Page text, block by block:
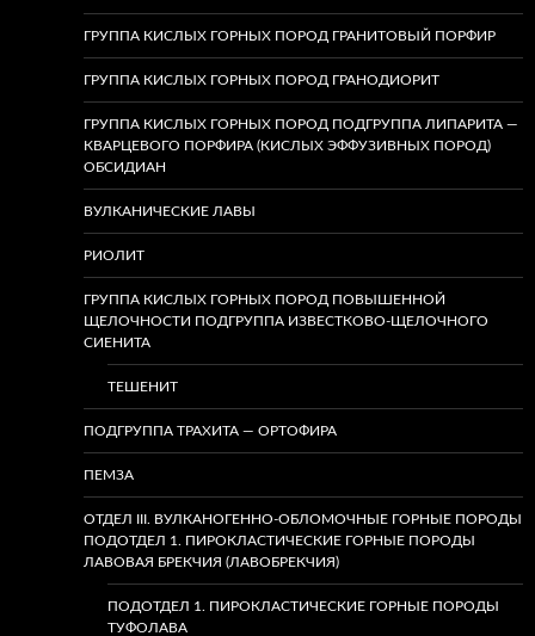
ГРУППА КИСЛЫХ ГОРНЫХ ПОРОД ГРАНИТОВЫЙ ПОРФИР
ГРУППА КИСЛЫХ ГОРНЫХ ПОРОД ГРАНОДИОРИТ
ГРУППА КИСЛЫХ ГОРНЫХ ПОРОД ПОДГРУППА ЛИПАРИТА —
КВАРЦЕВОГО ПОРФИРА (КИСЛЫХ ЭФФУЗИВНЫХ ПОРОД)
ОБСИДИАН
ВУЛКАНИЧЕСКИЕ ЛАВЫ
РИОЛИТ
ГРУППА КИСЛЫХ ГОРНЫХ ПОРОД ПОВЫШЕННОЙ
ЩЕЛОЧНОСТИ ПОДГРУППА ИЗВЕСТКОВО-ЩЕЛОЧНОГО
СИЕНИТА
ТЕШЕНИТ
ПОДГРУППА ТРАХИТА — ОРТОФИРА
ПЕМЗА
ОТДЕЛ III. ВУЛКАНОГЕННО-ОБЛОМОЧНЫЕ ГОРНЫЕ ПОРОДЫ
ПОДОТДЕЛ 1. ПИРОКЛАСТИЧЕСКИЕ ГОРНЫЕ ПОРОДЫ
ЛАВОВАЯ БРЕКЧИЯ (ЛАВОБРЕКЧИЯ)
ПОДОТДЕЛ 1. ПИРОКЛАСТИЧЕСКИЕ ГОРНЫЕ ПОРОДЫ
ТУФОЛАВА